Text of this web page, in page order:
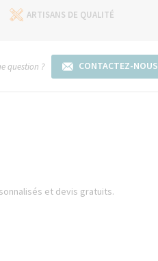
ARTISANS DE QUALITÉ
question ? CONTACTEZ-NOUS
et devis gratuits.